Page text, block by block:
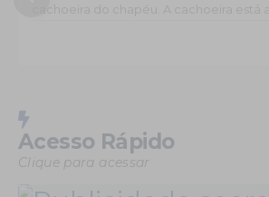
Acesso Rápido
Clique para acessar